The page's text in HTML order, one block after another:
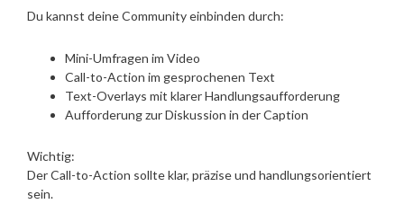
Du kannst deine Community einbinden durch:
Mini-Umfragen im Video
Call-to-Action im gesprochenen Text
Text-Overlays mit klarer Handlungsaufforderung
Aufforderung zur Diskussion in der Caption
Wichtig:
Der Call-to-Action sollte klar, präzise und handlungsorientiert
sein.